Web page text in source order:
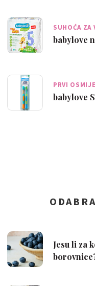
SUHOĆA
babylove
PRVI
babylove